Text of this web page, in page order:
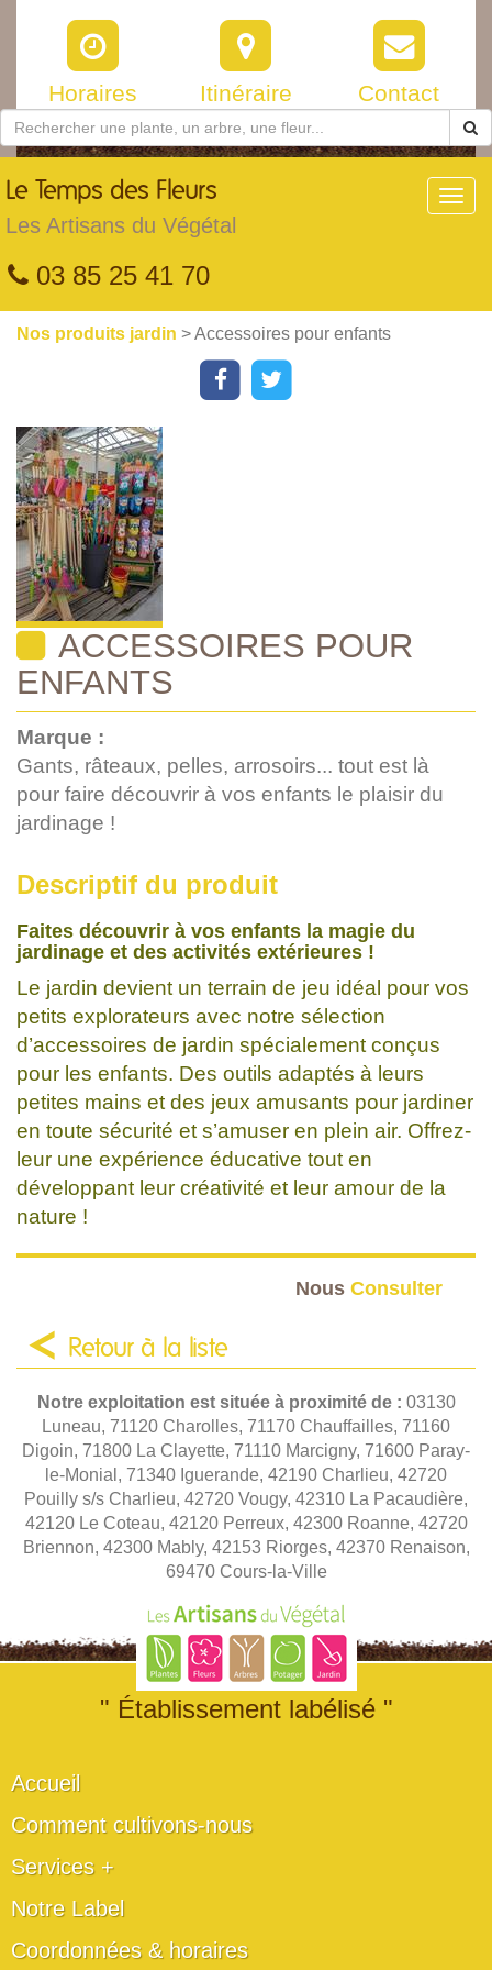
Horaires Itinéraire Contact
Le Temps des Fleurs
Les Artisans du Végétal
03 85 25 41 70
Nos produits jardin > Accessoires pour enfants
ACCESSOIRES POUR
ENFANTS
Marque :
Gants, râteaux, pelles, arrosoirs... tout est là
pour faire découvrir à vos enfants le plaisir du
jardinage !
Descriptif du produit
Faites découvrir à vos enfants la magie du
jardinage et des activités extérieures !
Le jardin devient un terrain de jeu idéal pour vos
petits explorateurs avec notre sélection
d’accessoires de jardin spécialement conçus
pour les enfants. Des outils adaptés à leurs
petites mains et des jeux amusants pour jardiner
en toute sécurité et s’amuser en plein air. Offrez-
leur une expérience éducative tout en
développant leur créativité et leur amour de la
nature !
Nous Consulter
Retour à la liste
Notre exploitation est située à proximité de : 03130
Luneau, 71120 Charolles, 71170 Chauffailles, 71160
Digoin, 71800 La Clayette, 71110 Marcigny, 71600 Paray-
le-Monial, 71340 Iguerande, 42190 Charlieu, 42720
Pouilly s/s Charlieu, 42720 Vougy, 42310 La Pacaudière,
42120 Le Coteau, 42120 Perreux, 42300 Roanne, 42720
Briennon, 42300 Mably, 42153 Riorges, 42370 Renaison,
69470 Cours-la-Ville
" Établissement labélisé "
Accueil
Comment cultivons-nous
Services +
Notre Label
Coordonnées & horaires